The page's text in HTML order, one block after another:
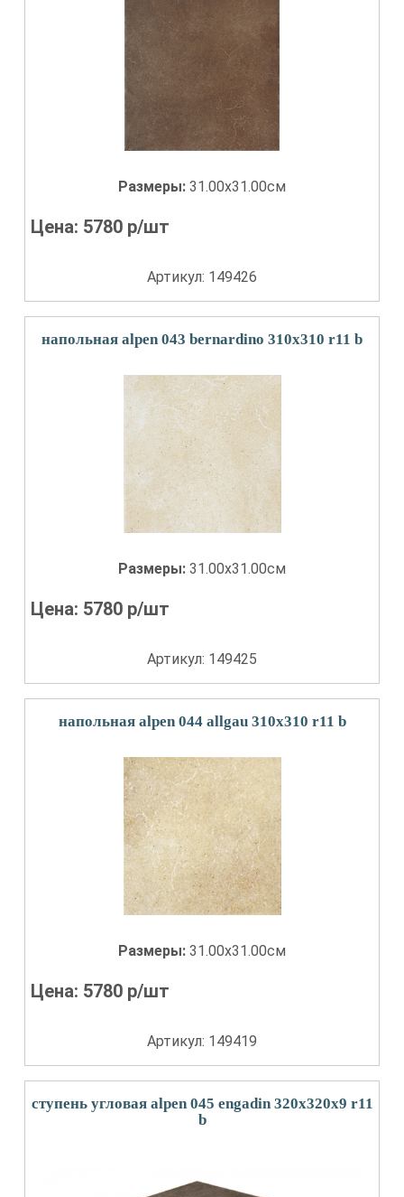
Размеры: 31.00x31.00см
Цена: 5780 р/шт
Артикул: 149426
напольная alpen 043 bernardino 310x310 r11 b
Размеры: 31.00x31.00см
Цена: 5780 р/шт
Артикул: 149425
напольная alpen 044 allgau 310x310 r11 b
Размеры: 31.00x31.00см
Цена: 5780 р/шт
Артикул: 149419
ступень угловая alpen 045 engadin 320x320x9 r11
b